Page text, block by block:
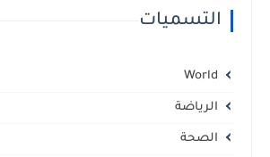
التسميات
World
الرياضة
الصحة